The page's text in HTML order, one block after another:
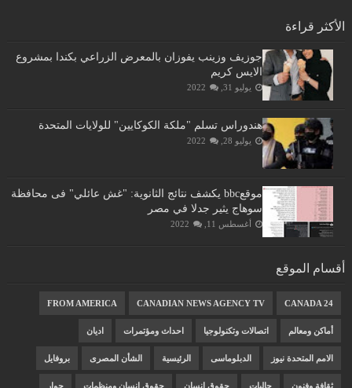
الأكثر قراءة
جوزيف وزينب يفوزان بالمعرض الزراعي بكندا بمشروع
الايس كريم
يوليو 31, 2022
هندوراس تسلم "ملكة الكوكايين" للولايات المتحدة
يوليو 28, 2022
موقعbbc يكشف نتائج الثانوية: "غش عائلي" فى محافظة
سوهاج يثير جدلا في مصر
أغسطس 11, 2022
أقسام الموقع
CANADA 24
CANADIAN NEWS AGENCY TV
FROM AMERICA
أماكن ومعالم اتصالات وتكنولوجيا احداث ومؤتمرات اديان
الامم المتحدة نيوز الدبلوماسى الرئيسية الشأن المصرى بروفايل
ثقافة وفنون جاليات حقوق انسان حقوق انسان ومنظمات حوار